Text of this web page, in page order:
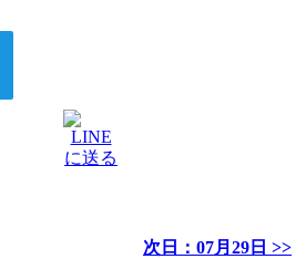
次日：07月29日 >>